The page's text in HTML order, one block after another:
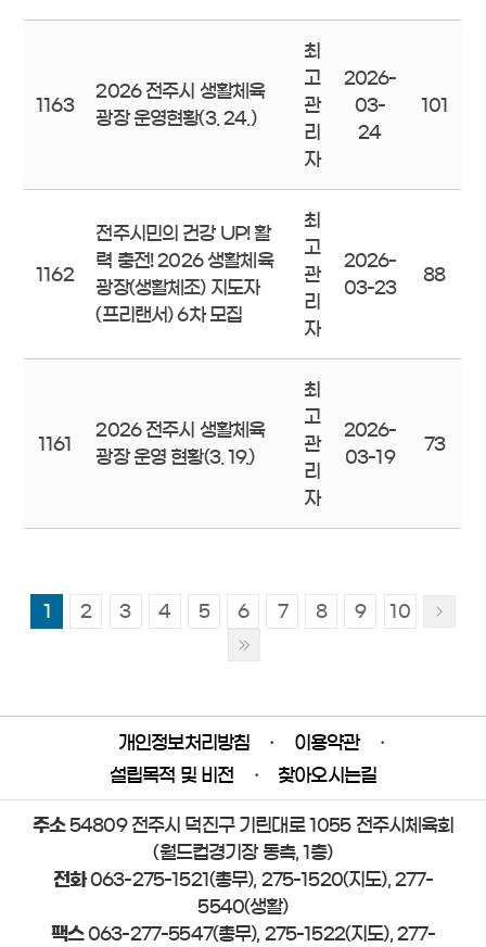
1163
2026 전주시 생활체육
광장 운영현황(3. 24.)
최
고
관
리
자
2026-
03-
24
101
1162
전주시민의 건강 UP! 활
력 충전! 2026 생활체육
광장(생활체조) 지도자
(프리랜서) 6차 모집
최
고
관
리
자
2026-
03-23
88
1161
2026 전주시 생활체육
광장 운영 현황(3. 19.)
최
고
관
리
자
2026-
03-19
73
1 2 3 4 5 6 7 8 9 10
개인정보처리방침 · 이용약관
·
설립목적 및 비전
· 찾아오시는길
주소54809 전주시 덕진구 기린대로 1055 전주시체육회
(월드컵경기장 동측, 1층)
전화063-275-1521(총무), 275-1520(지도), 277-
5540(생활)
팩스063-277-5547(총무), 275-1522(지도), 277-